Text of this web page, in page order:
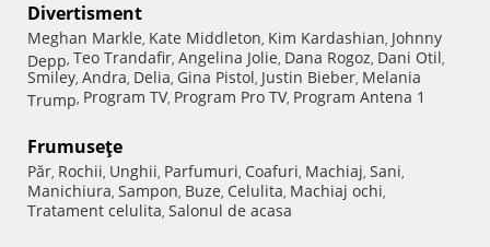
Divertisment
Meghan Markle, Kate Middleton, Kim Kardashian, Johnny
Depp, Teo Trandafir, Angelina Jolie, Dana Rogoz, Dani Otil,
Smiley, Andra, Delia, Gina Pistol, Justin Bieber, Melania
Trump, Program TV, Program Pro TV, Program Antena 1
Frumuseţe
Păr, Rochii, Unghii, Parfumuri, Coafuri, Machiaj, Sani,
Manichiura, Sampon, Buze, Celulita, Machiaj ochi,
Tratament celulita, Salonul de acasa